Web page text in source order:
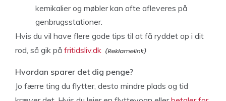
kemikalier og møbler kan ofte afleveres på
genbrugsstationer.
Hvis du vil have flere gode tips til at få ryddet op i dit
rod, så gik på fritidsliv.dk
Hvordan sparer det dig penge?
Jo færre ting du flytter, desto mindre plads og tid